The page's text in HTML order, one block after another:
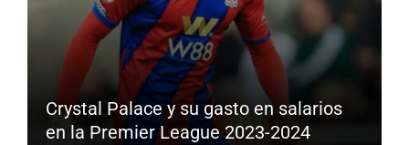
Crystal Palace y su gasto en salarios
en la Premier League 2023-2024